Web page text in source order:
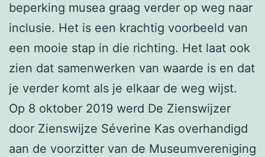
beperking musea graag verder op weg naar
inclusie. Het is een krachtig voorbeeld van
een mooie stap in die richting. Het laat ook
zien dat samenwerken van waarde is en dat
je verder komt als je elkaar de weg wijst.
Op 8 oktober 2019 werd De Zienswijzer
door Zienswijze Séverine Kas overhandigd
aan de voorzitter van de Museumvereniging